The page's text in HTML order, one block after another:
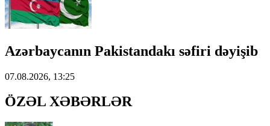
Azərbaycanın Pakistandakı səfiri dəyişib
07.08.2026, 13:25
ÖZƏL XƏBƏRLƏR